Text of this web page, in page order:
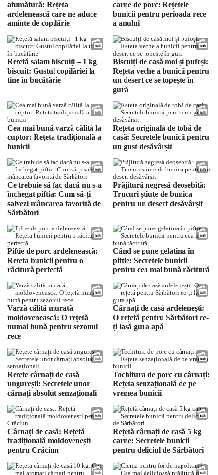
afumătură: Rețeta
ardelenească care ne aduce
aminte de copilărie
carne de porc: Rețetele
bunicii pentru perioada rece
a anului
Rețetă salam biscuiți – 1 kg
biscuit: Gustul copilăriei la
tine în bucătărie
Biscuiți de casă moi și pufoși:
Rețeta veche a bunicii pentru
un desert ce se topește în
gură
Cea mai bună varză călită la
cuptor: Rețeta tradițională a
bunicii
Rețeta originală de tobă de
casă: Secretele bunicii pentru
un gust desăvârșit
Ce trebuie să fac dacă nu s-a
închegat piftia: Cum să-ți
salvezi mâncarea favorită de
Sărbători
Prăjitură negresă deosebită:
Trucuri știute de bunica
pentru un desert desăvârșit
Piftie de porc ardelenească:
Rețeta bunicii pentru o
răcitură perfectă
Când se pune gelatina în
piftie: Secretele bunicii
pentru cea mai bună răcitură
Varză călită murată
moldovenească: O rețetă
numai bună pentru sezonul
rece
Cârnați de casă ardelenești:
O rețetă pentru Sărbători ce-
ți lasă gura apă
Rețete cârnați de casă
ungurești: Secretele unor
cârnați absolut senzaționali
Tochitura de porc cu cârnați:
Rețeta senzațională de pe
vremea bunicii
Cârnați de casă: Rețetă
tradițională moldovenești
pentru Crăciun
Rețetă cârnați de casă 5 kg
carne: Secretele bunicii
pentru deliciul de Sărbători